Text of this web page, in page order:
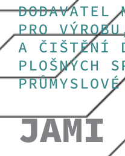
DODAVATEL
PRO
A ČIŠTĚNÍ
PLOŠNÝCH
JAMI